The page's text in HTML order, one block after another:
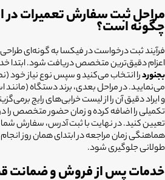
مراحل ثبت سفارش تعمیرات در
چگونه است؟
فرآیند ثبت درخواست در فیکسا به گونه‌ای
اعزام دقیق‌ترین متخصص دریافت شود. ابتدا
بجنوردرا انتخاب می‌کنید و سپس نوع نیاز خود
می‌نمایید. در مراحل بعدی، برند دستگاه
و ایراد دقیق آن را از لیست خرابی‌های رایج
تکمیلی را اضافه کرده و زمان حضور متخصص
تعیین کنید. در نهایت با ثبت آدرس، سفارش
هماهنگی زمان مراجعه در ابتدای همان روز
طولانی جلوگیری شود.
خدمات پس از فروش و ضمانت